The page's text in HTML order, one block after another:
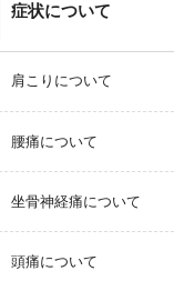
症状について
肩こりについて
腰痛について
坐骨神経痛について
頭痛について